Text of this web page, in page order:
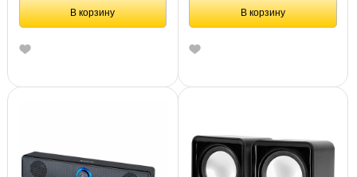
В корзину В корзину